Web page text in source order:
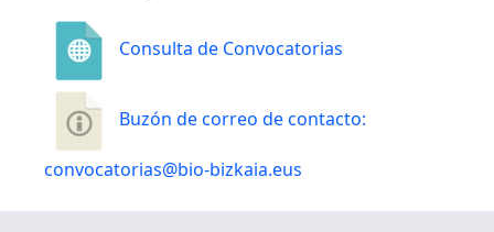
Consulta de Convocatorias
Buzón de correo de contacto:
convocatorias@bio-bizkaia.eus